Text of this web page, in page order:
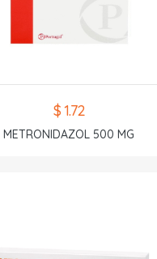
$ 1.72
METRONIDAZOL 500 MG